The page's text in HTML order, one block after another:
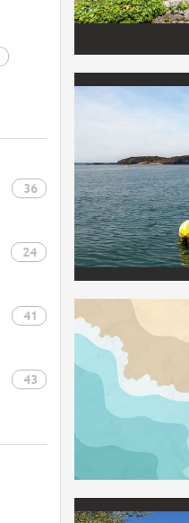
36
24
41
43